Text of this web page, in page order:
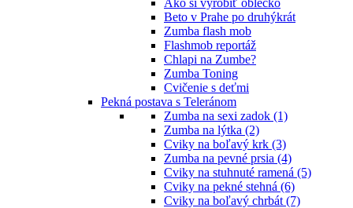
Ako si vyrobiť oblečko
Beto v Prahe po druhýkrát
Zumba flash mob
Flashmob reportáž
Chlapi na Zumbe?
Zumba Toning
Cvičenie s deťmi
Pekná postava s Teleránom
Zumba na sexi zadok (1)
Zumba na lýtka (2)
Cviky na boľavý krk (3)
Zumba na pevné prsia (4)
Cviky na stuhnuté ramená (5)
Cviky na pekné stehná (6)
Cviky na boľavý chrbát (7)